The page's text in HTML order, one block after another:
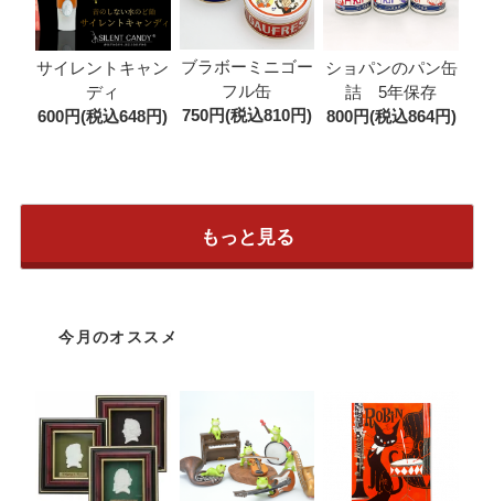
サイレントキャン
ディ
600円(税込648円)
ブラボーミニゴー
フル缶
750円(税込810円)
ショパンのパン缶
詰 5年保存
800円(税込864円)
もっと見る
今月のオススメ